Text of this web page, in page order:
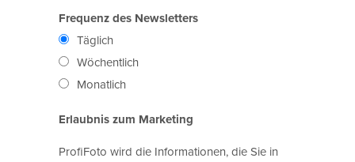
Frequenz des Newsletters
Täglich
Wöchentlich
Monatlich
Erlaubnis zum Marketing
ProfiFoto wird die Informationen, die Sie in